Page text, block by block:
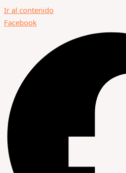
Ir al contenido
Facebook